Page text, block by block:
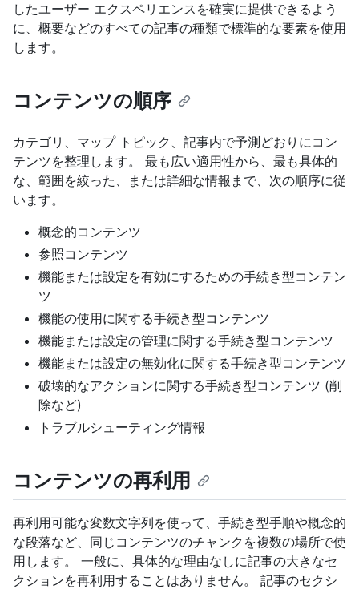
したユーザー エクスペリエンスを確実に提供できるよう
に、概要などのすべての記事の種類で標準的な要素を使用
します。
コンテンツの順序
カテゴリ、マップ トピック、記事内で予測どおりにコン
テンツを整理します。 最も広い適用性から、最も具体的
な、範囲を絞った、または詳細な情報まで、次の順序に従
います。
概念的コンテンツ
参照コンテンツ
機能または設定を有効にするための手続き型コンテン
ツ
機能の使用に関する手続き型コンテンツ
機能または設定の管理に関する手続き型コンテンツ
機能または設定の無効化に関する手続き型コンテンツ
破壊的なアクションに関する手続き型コンテンツ (削
除など)
トラブルシューティング情報
コンテンツの再利用
再利用可能な変数文字列を使って、手続き型手順や概念的
な段落など、同じコンテンツのチャンクを複数の場所で使
用します。 一般に、具体的な理由なしに記事の大きなセ
クションを再利用することはありません。 記事のセクシ